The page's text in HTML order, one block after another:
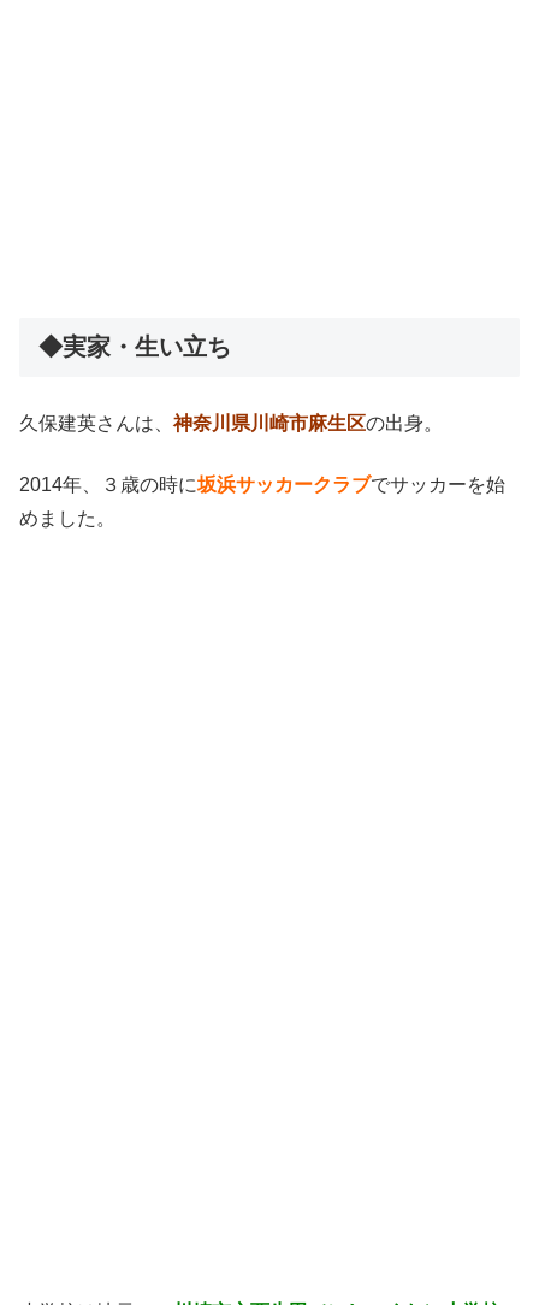
◆実家・生い立ち
久保建英さんは、神奈川県川崎市麻生区の出身。
2014年、３歳の時に坂浜サッカークラブでサッカーを始
めました。